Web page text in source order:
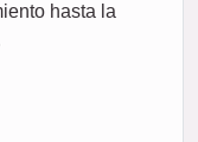
hasta la